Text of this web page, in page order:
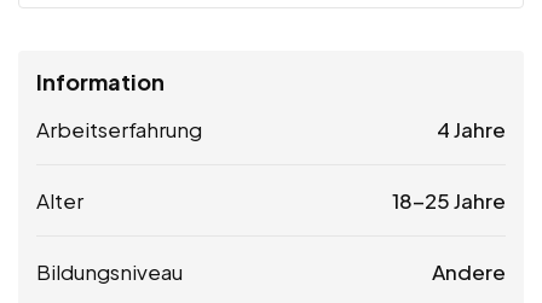
Information
Arbeitserfahrung 4 Jahre
Alter 18-25 Jahre
Bildungsniveau Andere